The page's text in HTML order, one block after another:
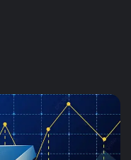
ما
هو
الـ
Swing